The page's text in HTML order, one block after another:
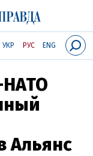
УКР РУС ENG
НАТО
Альянс